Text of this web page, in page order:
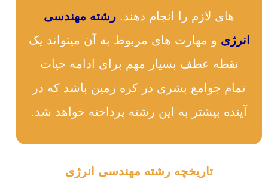
های لازم را انجام دهند‌. رشته مهندسی
انرژی و مهارت های مربوط به آن میتواند یک
نقطه عطف بسیار مهم برای ادامه حیات
تمام جوامع بشری در کره زمین باشد که در
آینده بیشتر به این رشته پرداخته خواهد شد.
تاریخچه رشته مهندسی انرژی